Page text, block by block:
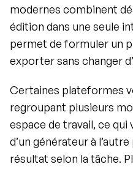
modernes combinent
édition dans une seule
permet de formuler un
exporter sans changer
Certaines plateformes
regroupant plusieurs
espace de travail, ce
d’un générateur à
résultat selon la tâche.